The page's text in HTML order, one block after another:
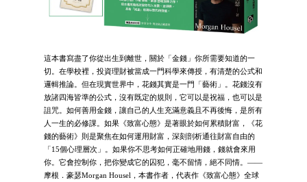
這本書寫盡了你從出生到離世，關於「金錢」你所需要知道的一
切。在學校裡，投資理財被當成一門科學來傳授，有清楚的公式和
邏輯推論。但在現實世界中，花錢其實是一門「藝術」。花錢沒有
放諸四海皆準的公式，沒有既定的規則，它可以是祝福，也可以是
詛咒。如何善用金錢，讓自己的人生充滿意義且不再後悔，是所有
人一生的必修課。如果《致富心態》是著眼於如何累積財富，《花
錢的藝術》則是聚焦在如何運用財富，深刻剖析通往財富自由的
「15個心理層次」。如果你不思考如何正確地用錢，錢就會來用
你。它會控制你，把你變成它的囚犯，毫不留情，絕不同情。——
摩根．豪瑟Morgan Housel，本書作者，代表作《致富心態》全球